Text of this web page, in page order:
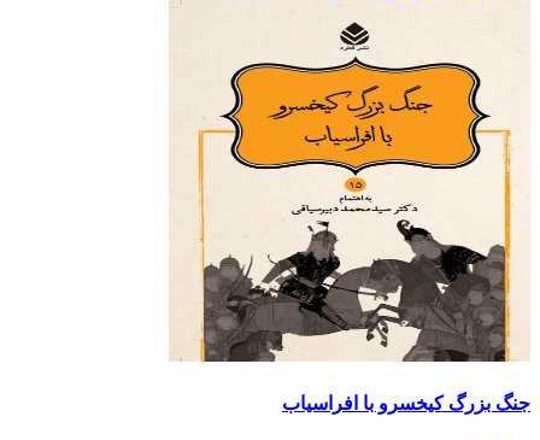
جنگ بزرگ کیخسرو با افراسیاب